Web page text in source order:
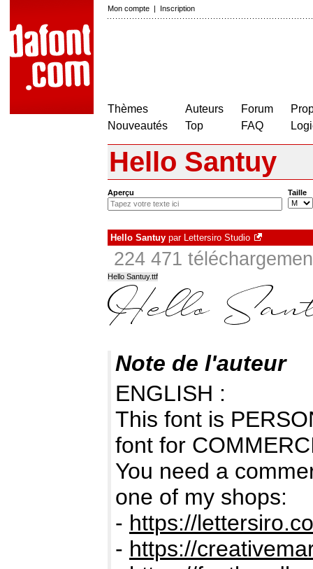
Mon compte | Inscription
Thèmes
Nouveautés
Auteurs
Top
Forum
FAQ
Hello Santuy
Aperçu Taille
Hello Santuy par Lettersiro Studio
224 471
Hello Santuy.ttf
Note de l'auteur
ENGLISH :
This font is
font for
You need a
one of my shops:
- https://
- https://